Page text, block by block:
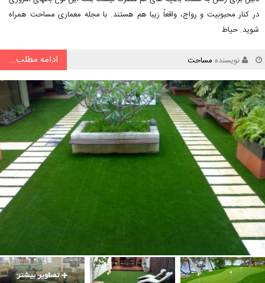
در کنار محبوبیت و رواج، واقعاً زیبا هم هستند. با مجله معماری مساحت همراه
شوید. حیاط
نویسنده مساحت ادامه مطلب...